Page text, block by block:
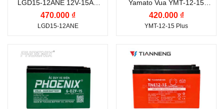
Nam
LGD15-12ANE 12V-15AH
Globe | Ắc quy xe điện
470.000 ₫
LGD15-12ANE
Yamato Vua YMT-12-15
Plus (12V-15Ah)
420.000 ₫
YMT-12-15 Plus
Thương hiệu ắc quy:
PHOENIX
Điện thế (V):12 V
Dung lượng (Ah):15 Ah
Thương hiệu ắc quy:
TIANNENG
Điện thế (V):12 V
Dung lượng (Ah): 15 Ah